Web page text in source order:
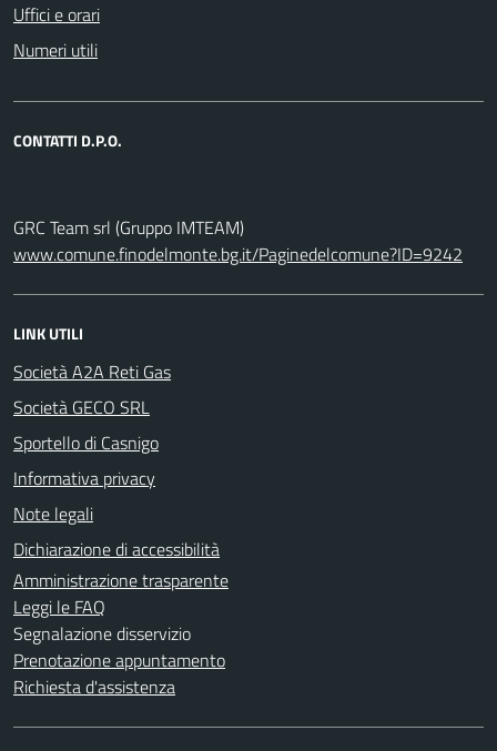
Uffici e orari
Numeri utili
CONTATTI D.P.O.
GRC Team srl (Gruppo IMTEAM)
www.comune.finodelmonte.bg.it/Paginedelcomune?ID=9242
LINK UTILI
Società A2A Reti Gas
Società GECO SRL
Sportello di Casnigo
Informativa privacy
Note legali
Dichiarazione di accessibilità
Amministrazione trasparente
Leggi le FAQ
Segnalazione disservizio
Prenotazione appuntamento
Richiesta d'assistenza